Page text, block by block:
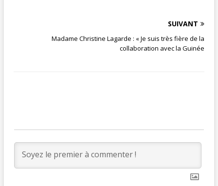
SUIVANT
Madame Christine Lagarde : « Je suis très fière de la
collaboration avec la Guinée